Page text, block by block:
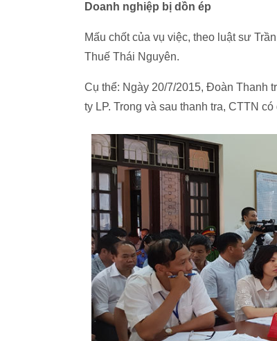
Doanh nghiệp bị dồn ép
Mấu chốt của vụ việc, theo luật sư
Thuế Thái Nguyên.
Cụ thể: Ngày 20/7/2015, Đoàn Thanh
ty LP. Trong và sau thanh tra, CTTN